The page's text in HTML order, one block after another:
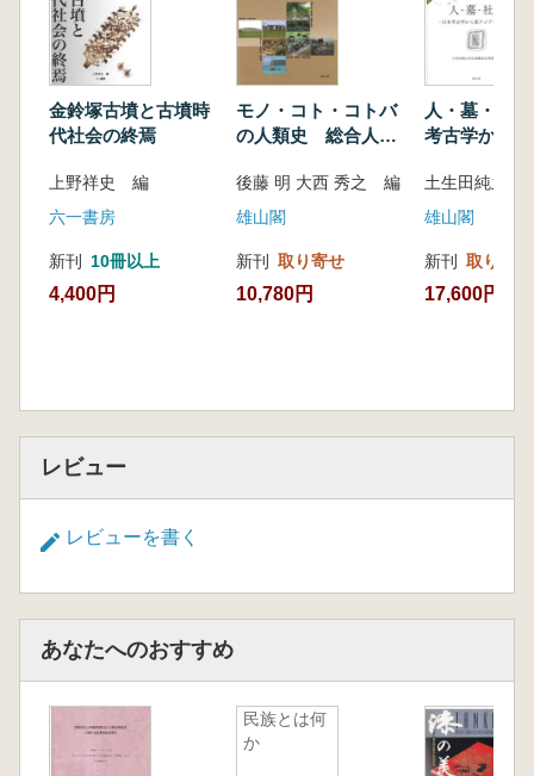
金鈴塚古墳と古墳時
代社会の終焉
上野祥史 編
六一書房
新刊 10冊以上
4,400円
モノ・コト・コトバ
の人類史 総合人類
後藤 明 大西 秀之 編
雄山閣
新刊 取り寄せ
10,780円
人・墓・社
考古学から
雄山閣
新刊 取り寄せ
17,600円
レビュー
レビューを書く
あなたへのおすすめ
民族とは何
か